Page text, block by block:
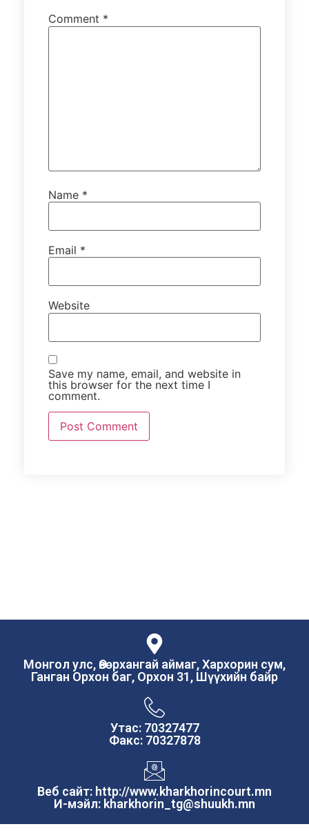
Comment *
Name *
Email *
Website
Save my name, email, and website in
this browser for the next time I
comment.
Монгол улс, Өвөрхангай аймаг, Хархорин сум,
Ганган Орхон баг, Орхон 31, Шүүхийн байр
Утас: 70327477
Факс: 70327878
Веб сайт: http://www.kharkhorincourt.mn
И-мэйл: kharkhorin_tg@shuukh.mn